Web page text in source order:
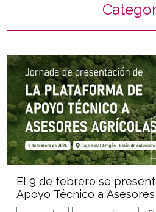
El 9 de febrero se
Apoyo Técnico a